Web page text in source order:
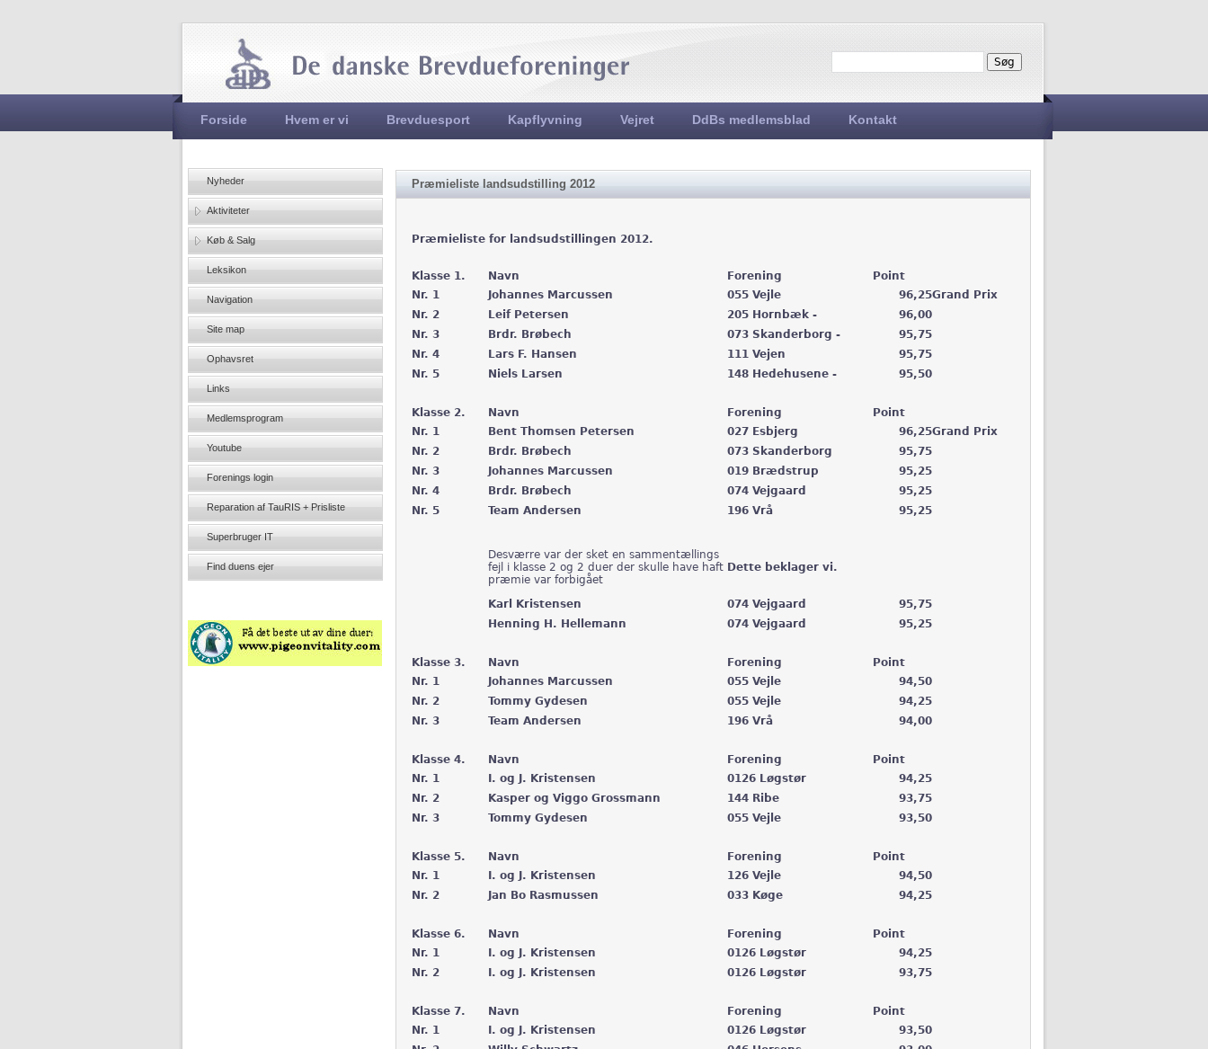
Søgefelt
Søg
Hovedmenu
Forside Hvem er vi Brevduesport Kapflyvning Vejret DdBs medlemsblad Kontakt
Præmieliste landsudstilling 2012
Præmieliste for landsudstillingen 2012.
Klasse 1. Navn Forening
Point
Nr. 1
Johannes Marcussen 055 Vejle 96,25Grand Prix
Nr. 2
Leif Petersen 205 Hornbæk -
96,00
Nr. 3
Brdr. Brøbech 073 Skanderborg -
95,75
Nr. 4
Lars F. Hansen 111 Vejen
95,75
Nr. 5
Niels Larsen 148 Hedehusene - 95,50
Klasse 2. Navn Forening
Point
Nr. 1
Bent Thomsen Petersen 027 Esbjerg 96,25Grand Prix
Nr. 2
Brdr. Brøbech 073 Skanderborg
95,75
Nr. 3
Johannes Marcussen 019 Brædstrup
95,25
Nr. 4
Brdr. Brøbech 074 Vejgaard
95,25
Nr. 5
Team Andersen 196 Vrå 95,25
Desværre var der sket en sammentællings
fejl i klasse 2 og 2 duer der skulle have haft
præmie var forbigået
Dette beklager vi.
Karl Kristensen 074 Vejgaard
95,75
Henning H. Hellemann
074 Vejgaard 95,25
Klasse 3. Navn Forening
Point
Nr. 1
Johannes Marcussen 055 Vejle
94,50
Nr. 2
Tommy Gydesen 055 Vejle
94,25
Nr. 3
Team Andersen 196 Vrå 94,00
Klasse 4. Navn Forening
Point
Nr. 1
I. og J. Kristensen 0126 Løgstør
94,25
Nr. 2
Kasper og Viggo Grossmann 144 Ribe
93,75
Nr. 3
Tommy Gydesen 055 Vejle 93,50
Klasse 5. Navn Forening
Point
Nr. 1
I. og J. Kristensen 126 Vejle
94,50
Nr. 2
Jan Bo Rasmussen 033 Køge 94,25
Klasse 6. Navn Forening
Point
Nr. 1
I. og J. Kristensen 0126 Løgstør
94,25
Nr. 2
I. og J. Kristensen 0126 Løgstør 93,75
Klasse 7. Navn Forening
Point
Nr. 1
I. og J. Kristensen 0126 Løgstør
93,50
Nyheder
Aktiviteter
Køb & Salg
Leksikon
Navigation
Site map
Ophavsret
Links
Medlemsprogram
Youtube
Forenings login
Reparation af TauRIS + Prisliste
Superbruger IT
Find duens ejer